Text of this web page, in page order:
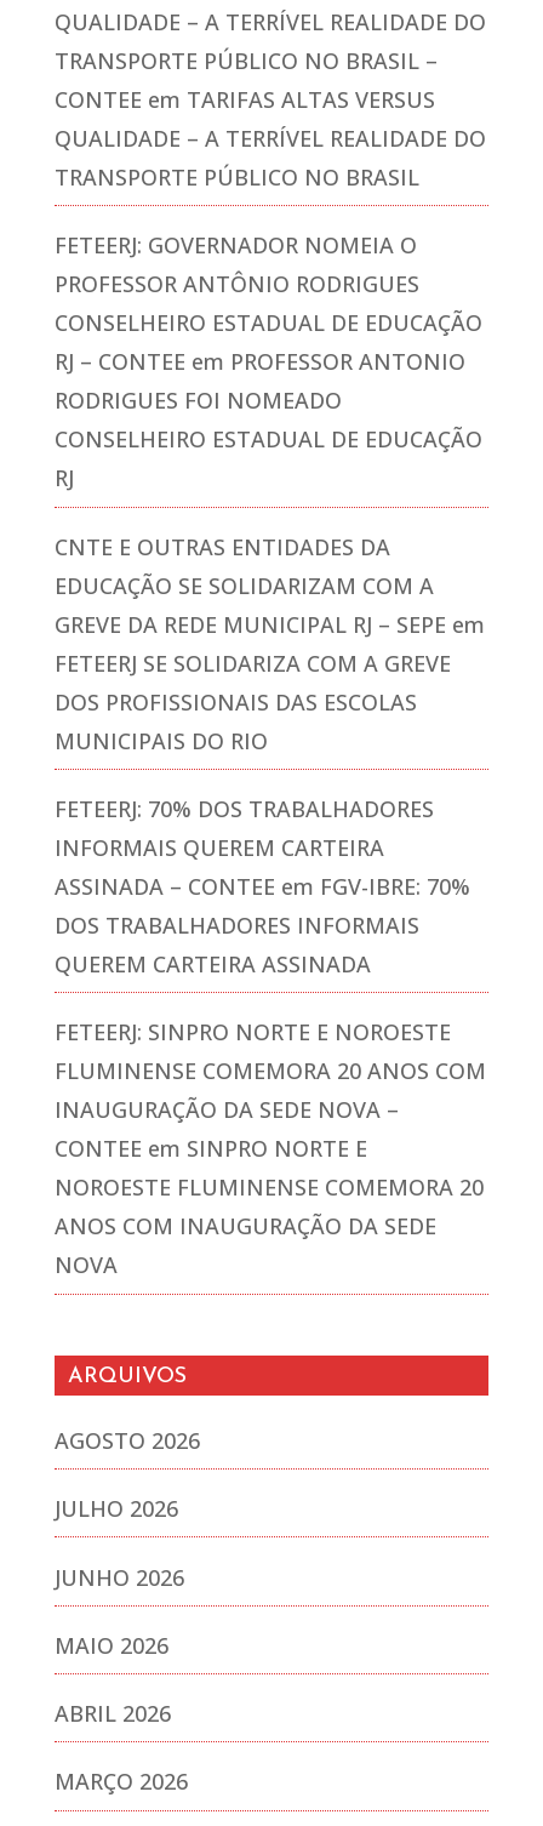
QUALIDADE – A TERRÍVEL REALIDADE DO
TRANSPORTE PÚBLICO NO BRASIL –
CONTEE em TARIFAS ALTAS VERSUS
QUALIDADE – A TERRÍVEL REALIDADE DO
TRANSPORTE PÚBLICO NO BRASIL
FETEERJ: GOVERNADOR NOMEIA O
PROFESSOR ANTÔNIO RODRIGUES
CONSELHEIRO ESTADUAL DE EDUCAÇÃO
RJ – CONTEE em PROFESSOR ANTONIO
RODRIGUES FOI NOMEADO
CONSELHEIRO ESTADUAL DE EDUCAÇÃO
RJ
CNTE E OUTRAS ENTIDADES DA
EDUCAÇÃO SE SOLIDARIZAM COM A
GREVE DA REDE MUNICIPAL RJ – SEPE em
FETEERJ SE SOLIDARIZA COM A GREVE
DOS PROFISSIONAIS DAS ESCOLAS
MUNICIPAIS DO RIO
FETEERJ: 70% DOS TRABALHADORES
INFORMAIS QUEREM CARTEIRA
ASSINADA – CONTEE em FGV-IBRE: 70%
DOS TRABALHADORES INFORMAIS
QUEREM CARTEIRA ASSINADA
FETEERJ: SINPRO NORTE E NOROESTE
FLUMINENSE COMEMORA 20 ANOS COM
INAUGURAÇÃO DA SEDE NOVA –
CONTEE em SINPRO NORTE E
NOROESTE FLUMINENSE COMEMORA 20
ANOS COM INAUGURAÇÃO DA SEDE
NOVA
ARQUIVOS
AGOSTO 2026
JULHO 2026
JUNHO 2026
MAIO 2026
ABRIL 2026
MARÇO 2026